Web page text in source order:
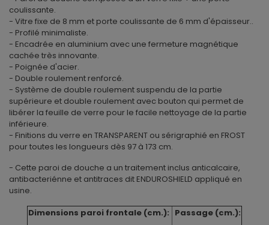
coulissante.
- Vitre fixe de 8 mm et porte coulissante de 6 mm d'épaisseur..
- Profilé minimaliste.
- Encadrée en aluminium avec une fermeture magnétique
cachée très innovante.
- Poignée d'acier.
- Double roulement renforcé.
- Système de double roulement suspendu de la partie
supérieure et double roulement avec bouton qui permet de
libérer la feuille de verre pour le facile nettoyage de la partie
inférieure.
- Finitions du verre en TRANSPARENT ou sérigraphié en FROST
pour toutes les longueurs dès 97 à 173 cm.
- Cette paroi de douche a un traitement inclus anticalcaire,
antibacteriénne et antitraces dit ENDUROSHIELD appliqué en
usine.
Dimensions paroi frontale (cm.): Passage (cm.):